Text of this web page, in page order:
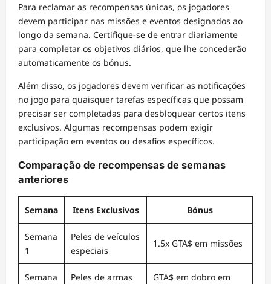
Para reclamar as recompensas únicas, os jogadores
devem participar nas missões e eventos designados ao
longo da semana. Certifique-se de entrar diariamente
para completar os objetivos diários, que lhe concederão
automaticamente os bónus.
Além disso, os jogadores devem verificar as notificações
no jogo para quaisquer tarefas específicas que possam
precisar ser completadas para desbloquear certos itens
exclusivos. Algumas recompensas podem exigir
participação em eventos ou desafios específicos.
Comparação de recompensas de semanas
anteriores
Semana Itens Exclusivos Bónus
Semana
1
Peles de veículos
especiais
1.5x GTA$ em missões
Semana
Peles de armas
GTA$ em dobro em